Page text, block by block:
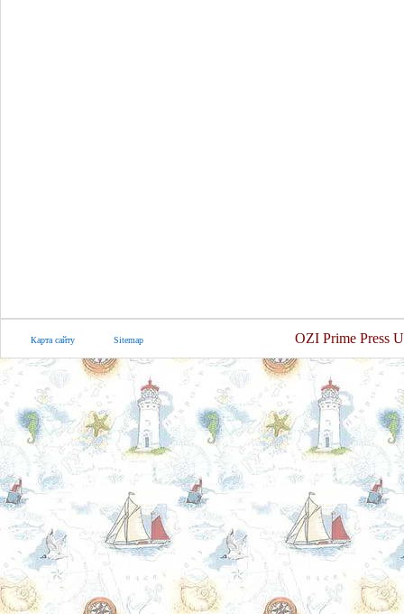
Карта сайту Sitemap OZI Prime Press